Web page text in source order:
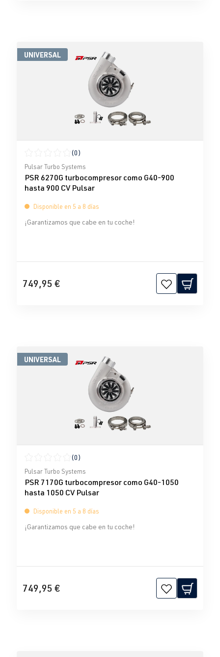
UNIVERSAL
Calificación promedio de 0 de 5 estrellas
(0)
Pulsar Turbo Systems
PSR 6270G turbocompresor como G40-900
hasta 900 CV Pulsar
Disponible en 5 a 8 días
¡Garantizamos que cabe en tu coche!
749,95 €
UNIVERSAL
Calificación promedio de 0 de 5 estrellas
(0)
Pulsar Turbo Systems
PSR 7170G turbocompresor como G40-1050
hasta 1050 CV Pulsar
Disponible en 5 a 8 días
¡Garantizamos que cabe en tu coche!
749,95 €